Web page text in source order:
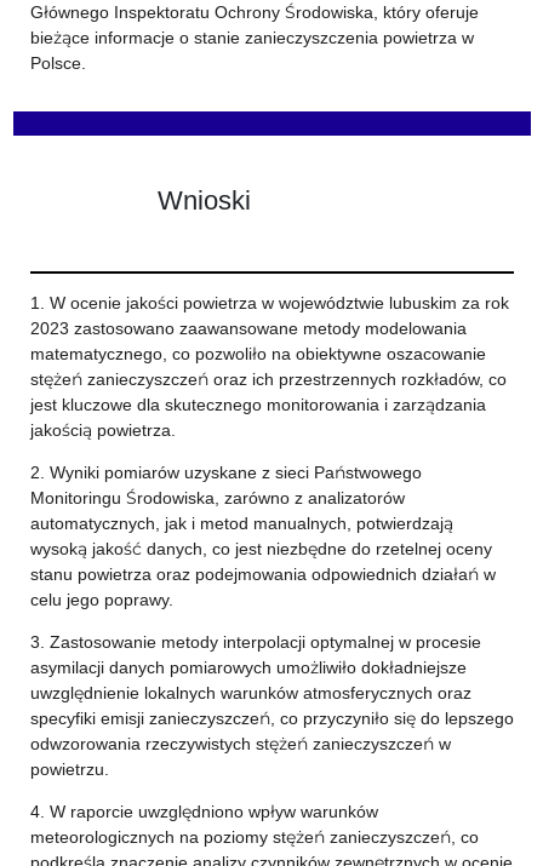
Głównego Inspektoratu Ochrony Środowiska, który oferuje
bieżące informacje o stanie zanieczyszczenia powietrza w
Polsce.
Wnioski
1. W ocenie jakości powietrza w województwie lubuskim za rok
2023 zastosowano zaawansowane metody modelowania
matematycznego, co pozwoliło na obiektywne oszacowanie
stężeń zanieczyszczeń oraz ich przestrzennych rozkładów, co
jest kluczowe dla skutecznego monitorowania i zarządzania
jakością powietrza.
2. Wyniki pomiarów uzyskane z sieci Państwowego
Monitoringu Środowiska, zarówno z analizatorów
automatycznych, jak i metod manualnych, potwierdzają
wysoką jakość danych, co jest niezbędne do rzetelnej oceny
stanu powietrza oraz podejmowania odpowiednich działań w
celu jego poprawy.
3. Zastosowanie metody interpolacji optymalnej w procesie
asymilacji danych pomiarowych umożliwiło dokładniejsze
uwzględnienie lokalnych warunków atmosferycznych oraz
specyfiki emisji zanieczyszczeń, co przyczyniło się do lepszego
odwzorowania rzeczywistych stężeń zanieczyszczeń w
powietrzu.
4. W raporcie uwzględniono wpływ warunków
meteorologicznych na poziomy stężeń zanieczyszczeń, co